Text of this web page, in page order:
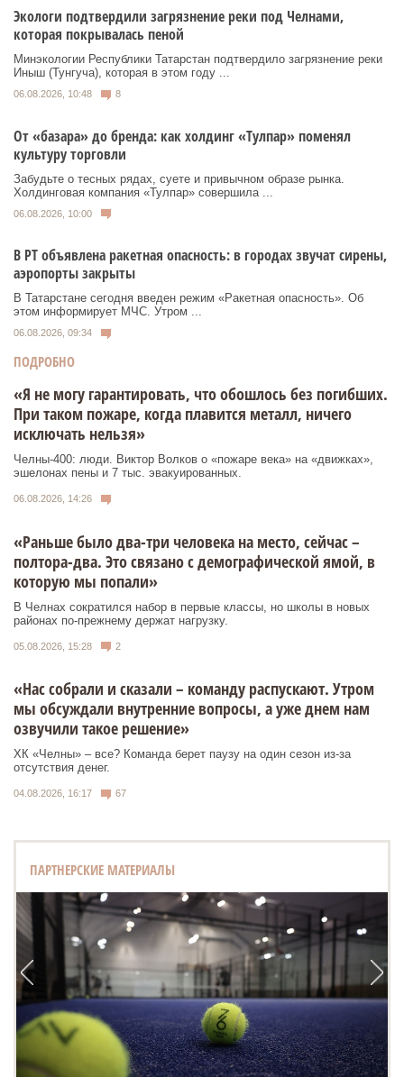
Экологи подтвердили загрязнение реки под Челнами,
которая покрывалась пеной
Минэкологии Республики Татарстан подтвердило загрязнение реки
Иныш (Тунгуча), которая в этом году ...
06.08.2026, 10:48 8
От «базара» до бренда: как холдинг «Тулпар» поменял
культуру торговли
Забудьте о тесных рядах, суете и привычном образе рынка.
Холдинговая компания «Тулпар» совершила ...
06.08.2026, 10:00
В РТ объявлена ракетная опасность: в городах звучат сирены,
аэропорты закрыты
В Татарстане сегодня введен режим «Ракетная опасность». Об
этом информирует МЧС. Утром ...
06.08.2026, 09:34
ПОДРОБНО
«Я не могу гарантировать, что обошлось без погибших.
При таком пожаре, когда плавится металл, ничего
исключать нельзя»
Челны-400: люди. Виктор Волков о «пожаре века» на «движках»,
эшелонах пены и 7 тыс. эвакуированных.
06.08.2026, 14:26
«Раньше было два-три человека на место, сейчас –
полтора-два. Это связано с демографической ямой, в
которую мы попали»
В Челнах сократился набор в первые классы, но школы в новых
районах по-прежнему держат нагрузку.
05.08.2026, 15:28 2
«Нас собрали и сказали – команду распускают. Утром
мы обсуждали внутренние вопросы, а уже днем нам
озвучили такое решение»
ХК «Челны» – все? Команда берет паузу на один сезон из-за
отсутствия денег.
04.08.2026, 16:17 67
ПАРТНЕРСКИЕ МАТЕРИАЛЫ